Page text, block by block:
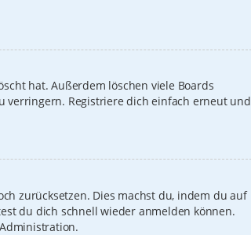
hat. Außerdem löschen viele Boards
verringern. Registriere dich einfach erneut und
zurücksetzen. Dies machst du, indem du auf
du dich schnell wieder anmelden können.